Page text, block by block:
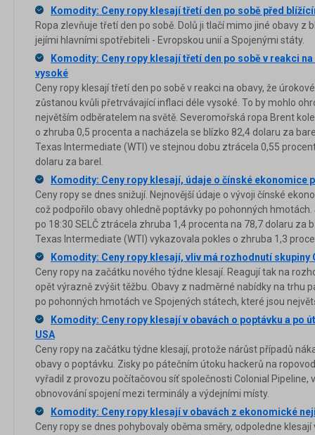
Komodity: Ceny ropy klesají třetí den po sobě před
Ropa zlevňuje třetí den po sobě. Dolů ji tlačí mimo jiné obavy z
jejími hlavními spotřebiteli - Evropskou unií a Spojenými státy.
Komodity: Ceny ropy klesají třetí den po sobě v reakci
vysoké
Ceny ropy klesají třetí den po sobě v reakci na obavy, že
zůstanou kvůli přetrvávající inflaci déle vysoké. To by mohlo
největším odběratelem na světě. Severomořská ropa Brent
o zhruba 0,5 procenta a nacházela se blízko 82,4 dolaru za
Texas Intermediate (WTI) ve stejnou dobu ztrácela 0,55
dolaru za barel.
Komodity: Ceny ropy klesají, údaje o čínské ekonomice
Ceny ropy se dnes snižují. Nejnovější údaje o vývoji čínské
což podpořilo obavy ohledně poptávky po pohonných
po 18:30 SELČ ztrácela zhruba 1,4 procenta na 78,7 dolaru za
Texas Intermediate (WTI) vykazovala pokles o zhruba 1,3
Komodity: Ceny ropy klesají, vliv má rozhodnutí skupiny
Ceny ropy na začátku nového týdne klesají. Reagují tak na
opět výrazně zvýšit těžbu. Obavy z nadměrné nabídky na trhu
po pohonných hmotách ve Spojených státech, které jsou
Komodity: Ceny ropy klesají v obavách o poptávku a po
USA
Ceny ropy na začátku týdne klesají, protože nárůst případů
obavy o poptávku. Zisky po pátečním útoku hackerů na
vyřadil z provozu počítačovou síť společnosti Colonial
obnovování spojení mezi terminály a výdejními místy.
Komodity: Ceny ropy klesají v obavách z ekonomické
Ceny ropy se dnes pohybovaly oběma směry, odpoledne